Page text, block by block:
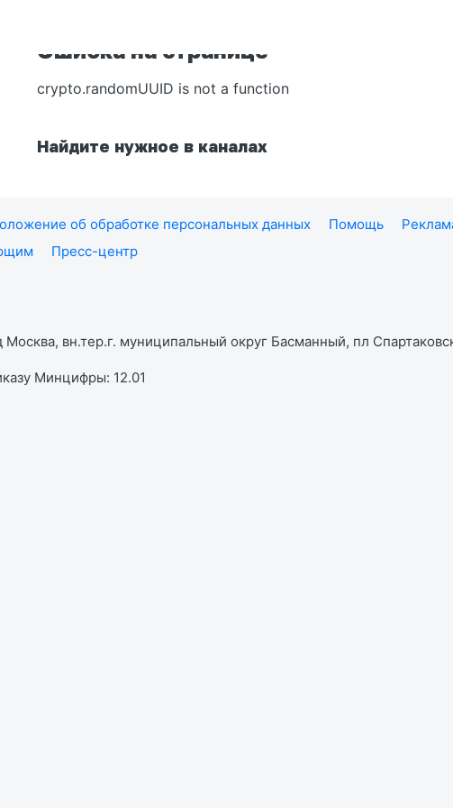
Ошибка на странице
crypto.randomUUID is not a function
Найдите нужное в каналах
об обработке персональных данных Помощь
Пресс-центр
вн.тер.г. муниципальный округ Басманный, пл
Минцифры: 12.01